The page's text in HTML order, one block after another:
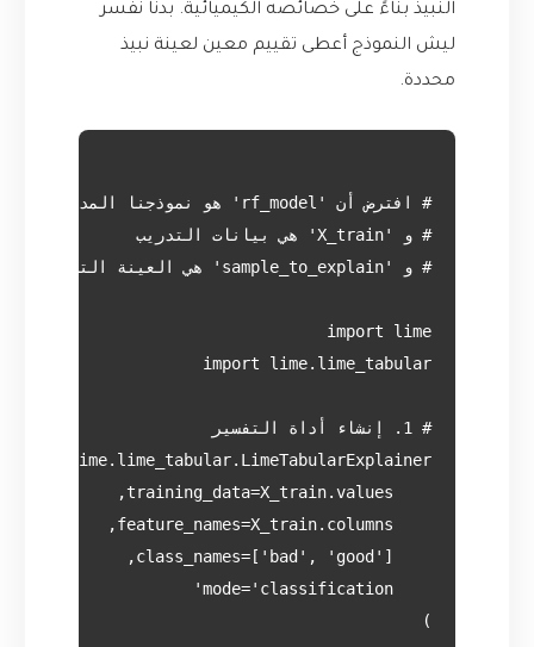
النبيذ بناءً على خصائصه الكيميائية. بدنا نفسر
ليش النموذج أعطى تقييم معين لعينة نبيذ
محددة.